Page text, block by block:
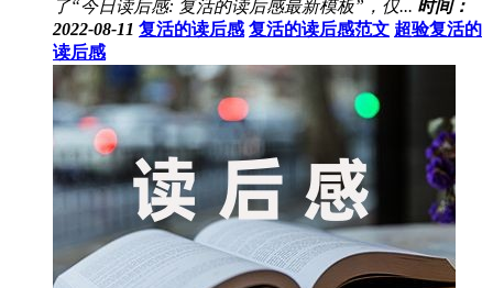
了“今日读后感: 复活的读后感最新模板”，仅... 时间：
2022-08-11 复活的读后感 复活的读后感范文 超验复活的
读后感